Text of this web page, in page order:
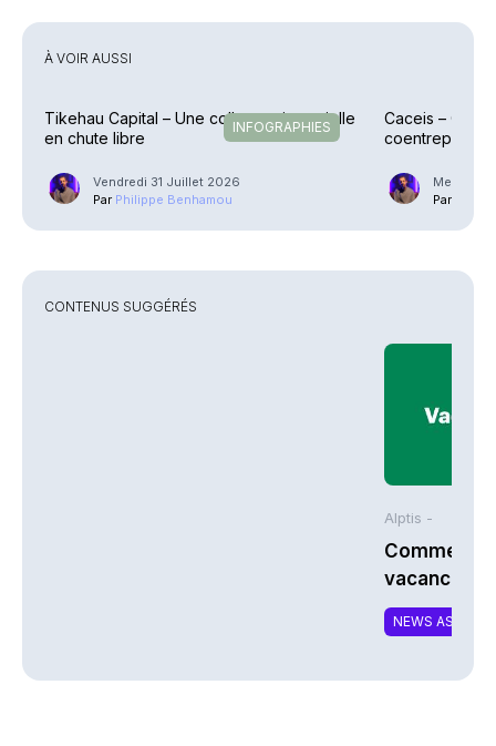
À VOIR AUSSI
INFOGRAPHIES
Tikehau Capital – Une collecte trimestrielle
en chute libre
Vendredi 31 Juillet 2026
Par Philippe Benhamou
Caceis –
coentreprise
Mercredi
Par
CONTENUS SUGGÉRÉS
Alptis -
Comment
vacances à
NEWS